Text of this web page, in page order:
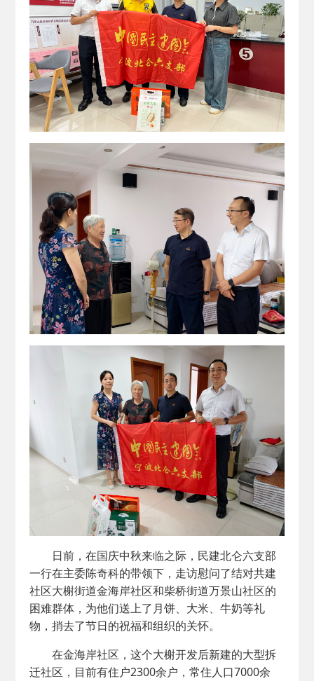
日前，在国庆中秋来临之际，民建北仑六支部
一行在主委陈奇科的带领下，走访慰问了结对共建
社区大榭街道金海岸社区和柴桥街道万景山社区的
困难群体，为他们送上了月饼、大米、牛奶等礼
物，捎去了节日的祝福和组织的关怀。
在金海岸社区，这个大榭开发后新建的大型拆
迁社区，目前有住户2300余户，常住人口7000余